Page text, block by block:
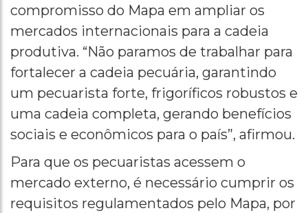
compromisso do Mapa em ampliar os
mercados internacionais para a cadeia
produtiva. “Não paramos de trabalhar para
fortalecer a cadeia pecuária, garantindo
um pecuarista forte, frigoríficos robustos e
uma cadeia completa, gerando benefícios
sociais e econômicos para o país”, afirmou.
Para que os pecuaristas acessem o
mercado externo, é necessário cumprir os
requisitos regulamentados pelo Mapa, por